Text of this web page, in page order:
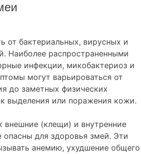
от бактериальных, вирусных и
Наиболее распространенными
инфекции, микобактериоз и
могут варьироваться от
до заметных физических
выделения или поражения кожи.
внешние (клещи) и внутренние
опасны для здоровья змей. Эти
анемию, ухудшение общего